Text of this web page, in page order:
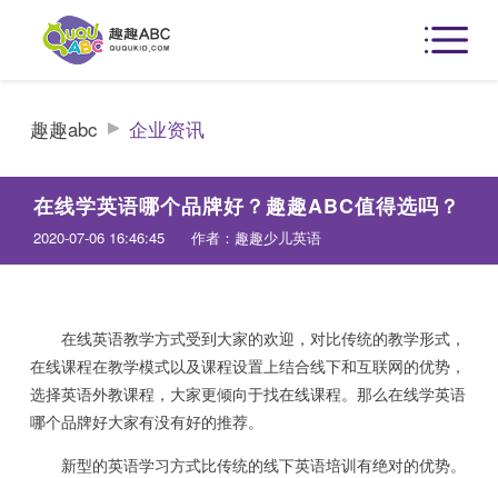
趣趣abc 企业资讯
在线学英语哪个品牌好？趣趣ABC值得选吗？
2020-07-06 16:46:45 作者：趣趣少儿英语
在线英语教学方式受到大家的欢迎，对比传统的教学形式，
在线课程在教学模式以及课程设置上结合线下和互联网的优势，
选择英语外教课程，大家更倾向于找在线课程。那么在线学英语
哪个品牌好大家有没有好的推荐。
新型的英语学习方式比传统的线下英语培训有绝对的优势。